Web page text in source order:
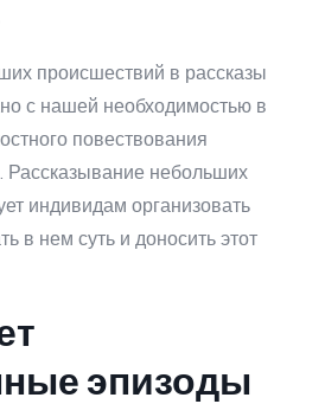
происшествий в рассказы
с нашей необходимостью в
повествования
Рассказывание небольших
индивидам организовать
в нем суть и доносить этот
эпизоды